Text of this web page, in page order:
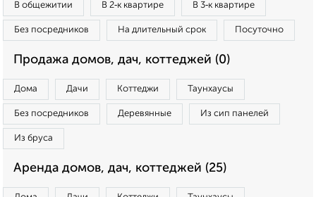
В общежитии В 2‑к квартире В 3‑к квартире
Без посредников На длительный срок Посуточно
Продажа домов, дач, коттеджей (0)
Дома Дачи Коттеджи Таунхаусы
Без посредников Деревянные Из сип панелей
Из бруса
Аренда домов, дач, коттеджей (25)